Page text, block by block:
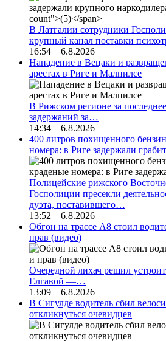
В Латгалии сотрудники
крупный канал поставки
16:54 6.8.2026
Нападение в Вецаки и
арестах в Риге и Малпилсе
В Рижском регионе за
задержаний за…
14:34 6.8.2026
400 литров похищенного
номера: в Риге задержали
Полицейские рижского
Госполиции пресекли
дуэта, поставившего…
13:52 6.8.2026
Обгон на трассе А8 стоил
прав (видео)
Очередной лихач решил
Елгавой —…
13:09 6.8.2026
В Сигулде водитель сбил
откликнуться очевидцев